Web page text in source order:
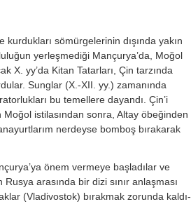
sömür­gelerinin dışında yakın
yerleşmediği Mançur­ya’da, Moğol
X. yy’da Kitan Tatarları, Çin tarzın­da
Sunglar (X.-XII. yy.) zamanında
bu temellere dayan­dı. Çin’i
istila­sından sonra, Altay öbeğinden
nerdeyse bomboş bırakarak
önem vermeye başladılar ve
arasında bir dizi sınır an­laşması
(Vladivostok) bırakmak zorunda kaldı­